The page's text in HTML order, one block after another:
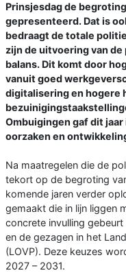
Prinsjesdag de
gepresenteerd. Dat is
bedraagt de totale
zijn de uitvoering van
balans. Dit komt door
vanuit goed
digitalisering en hogere
Ombuigingen gaf dit
oorzaken en
Na maatregelen die de
tekort op de begroting
komende jaren verder
gemaakt die in lijn liggen
concrete invulling
en de gezagen in het
(LOVP). Deze keuzes
2027 – 2031.